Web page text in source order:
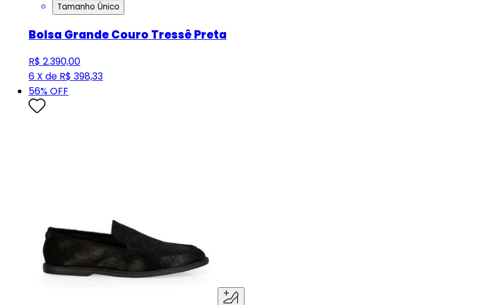
Tamanho Único
Bolsa Grande Couro Tressê Preta
R$ 2.390,00
6 X de R$ 398,33
56% OFF